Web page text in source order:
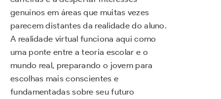
genuínos em áreas que muitas vezes
parecem distantes da realidade do aluno.
A realidade virtual funciona aqui como
uma ponte entre a teoria escolar e o
mundo real, preparando o jovem para
escolhas mais conscientes e
fundamentadas sobre seu futuro